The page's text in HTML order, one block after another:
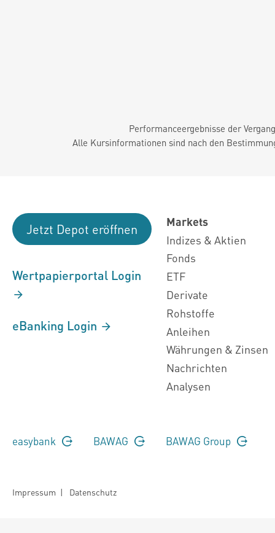
Performanceergebnisse der
Alle Kursinformationen sind nach den
Jetzt Depot eröffnen
Wertpapierportal Login
eBanking Login
Markets
Indizes & Aktien
Fonds
ETF
Derivate
Rohstoffe
Anleihen
Währungen & Zinsen
Nachrichten
Analysen
easybank BAWAG BAWAG Group
Impressum | Datenschutz